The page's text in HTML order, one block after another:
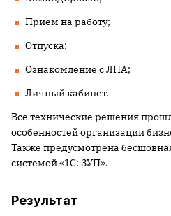
Прием на работу;
Отпуска;
Ознакомление с ЛНА;
Личный кабинет.
Все технические решения
особенностей организации
Также предусмотрена
системой «1С: ЗУП».
Результат